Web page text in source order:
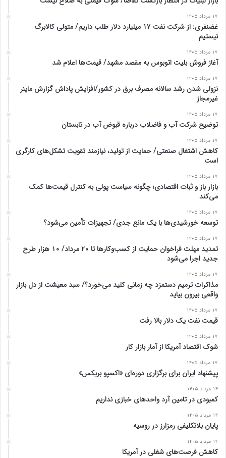
۱۷ مرداد ۱۴۰۵
غضنفری: از شرکت نفت ۱۷ میلیارد دلار طلب داریم/ متولی کالابرگ
نیستیم
۱۷ مرداد ۱۴۰۵
آغاز فروش بلیت اتوبوس به مقصد مشهد/ قیمت‌ها اعلام شد
۱۷ مرداد ۱۴۰۵
نزولی شدن رشد سالانه مصرف برق در کشور/افزایش پاداش گزارش ماینر
غیرمجاز
۱۷ مرداد ۱۴۰۵
توضیح شرکت آب و فاضلاب درباره قبوض آب در تابستان
۱۷ مرداد ۱۴۰۵
کاهش اشتغال صنعتی/ حمایت از تولید، نیازمند تقویت تشکل‌های کارگری
است
۱۷ مرداد ۱۴۰۵
بازار باز و ثبات اقتصادی؛ چگونه سیاست پولی به کنترل قیمت‌ها کمک
می‌کند
۱۷ مرداد ۱۴۰۵
توسعه خورشیدی‌ها با یک مانع جدی/ تجهیزات تأمین می‌شود؟
۱۷ مرداد ۱۴۰۵
تمدید مهلت فراخوان حمایت از کسب‌وکارها تا ۲۰ مرداد/ ۱۰ هزار طرح
جدید اجرا می‌شود
۱۷ مرداد ۱۴۰۵
مذاکرات ترمیم دستمزد چه زمانی کلید می‌خورد؟/ سبد معیشت از دل بازار
واقعی بیرون بیاید
۱۷ مرداد ۱۴۰۵
قیمت نفت یک دلار بالا رفت
۱۷ مرداد ۱۴۰۵
شوک اقتصاد آمریکا از آمار بازار کار
۱۷ مرداد ۱۴۰۵
پیشنهاد ایران برای برگزاری دوره‌ای «اکسپو بریکس»
۱۴ مرداد ۱۴۰۵
کمبودی در تامین آرد واحد‌های خبازی نداریم
۱۴ مرداد ۱۴۰۵
پایان بلاتکلیفی رمزارز در روسیه
۱۴ مرداد ۱۴۰۵
کاهش فرصت‌های شغلی در آمریکا